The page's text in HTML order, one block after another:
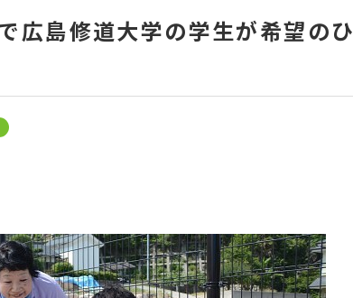
広島修道大学の学生が希望のひ